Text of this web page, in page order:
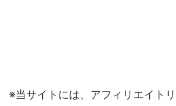
※当サイトには、アフィリエイト